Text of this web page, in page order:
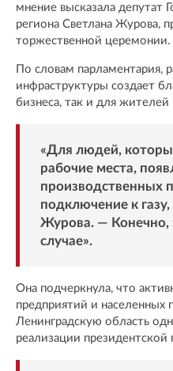
мнение высказала депутат
региона Светлана Журова,
торжественной церемонии.
По словам парламентария,
инфраструктуры создает
бизнеса, так и для жителей
«Для людей,
рабочие места,
производственных
подключение к
Журова. — Конечно,
случае».
Она подчеркнула, что
предприятий и населенных
Ленинградскую область
реализации